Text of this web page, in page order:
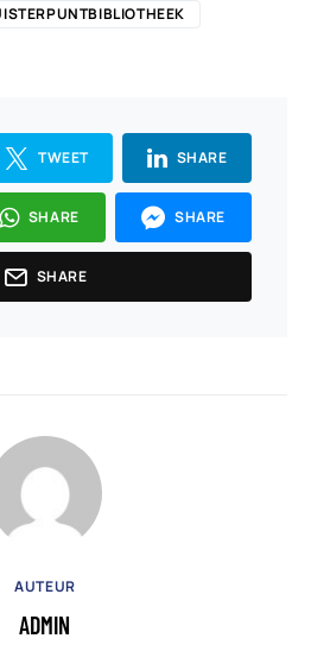
TWEET SHARE
SHARE SHARE
SHARE
AUTEUR
ADMIN